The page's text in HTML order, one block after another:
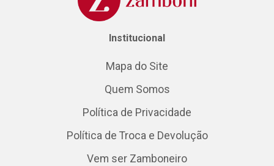
Institucional
Mapa do Site
Quem Somos
Política de Privacidade
Política de Troca e Devolução
Vem ser Zamboneiro